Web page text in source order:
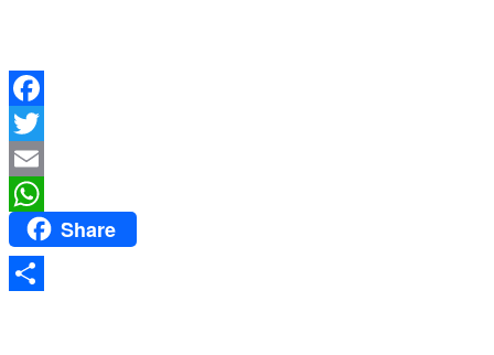
Facebook
Twitter
Email
WhatsApp
Share